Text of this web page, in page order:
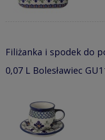
Filiżanka i spodek do
0,07 L Bolesławiec